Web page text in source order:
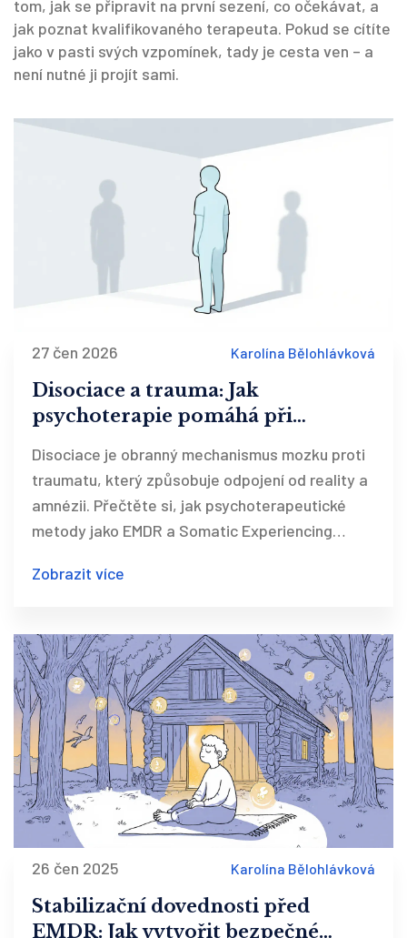
tom, jak se připravit na první sezení, co očekávat, a
jak poznat kvalifikovaného terapeuta. Pokud se cítíte
jako v pasti svých vzpomínek, tady je cesta ven – a
není nutné ji projít sami.
27 čen 2026 Karolína Bělohlávková
Disociace a trauma: Jak
psychoterapie pomáhá při
Disociace je obranný mechanismus mozku proti
traumatu, který způsobuje odpojení od reality a
amnézii. Přečtěte si, jak psychoterapeutické
metody jako EMDR a Somatic Experiencing
obnovit celistvost osobnosti.
Zobrazit více
26 čen 2025 Karolína Bělohlávková
Stabilizační dovednosti před
EMDR: Jak vytvořit bezpečné